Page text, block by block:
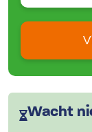
Wacht